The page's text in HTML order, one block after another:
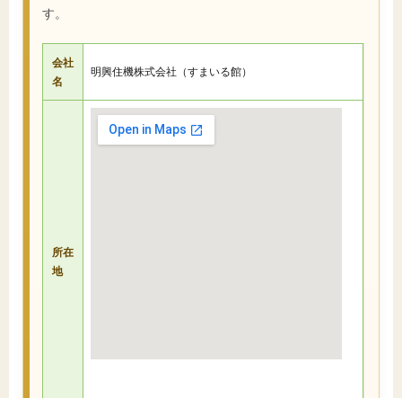
す。
会社
名
明興住機株式会社（すまいる館）
所在
地